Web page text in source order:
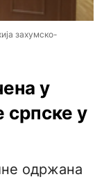
захумско-
у
српске у
одржана